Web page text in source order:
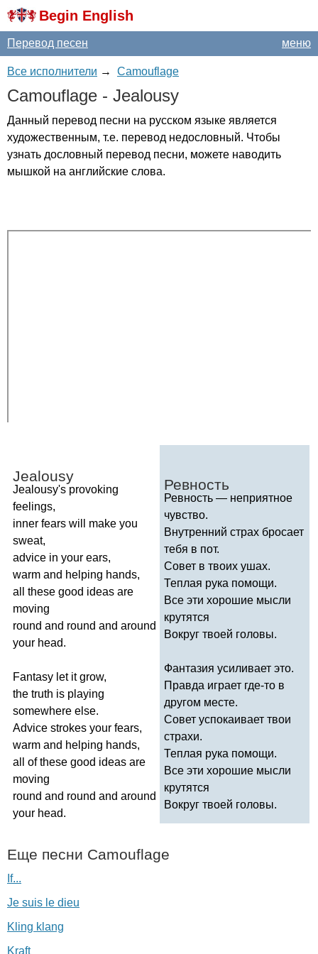
Begin English
меню
Перевод песен
Все исполнители → Camouflage
Camouflage - Jealousy
Данный перевод песни на русском языке является
художественным, т.е. перевод недословный. Чтобы
узнать дословный перевод песни, можете наводить
мышкой на английские слова.
Jealousy
Jealousy's provoking
feelings,
inner fears will make you
sweat,
advice in your ears,
warm and helping hands,
all
these good ideas are
moving
round and round and around
your head.
Fantasy let it grow,
the truth is playing
somewhere else.
Advice strokes your fears,
warm and helping hands,
all
of these good ideas are
moving
round and round and around
your head.
Ревность
Ревность — неприятное
чувство.
Внутренний страх бросает
тебя в пот.
Совет в твоих ушах.
Теплая рука помощи.
Все эти хорошие мысли
крутятся
Вокруг твоей головы.
Фантазия усиливает это.
Правда играет где-то в
другом месте.
Совет успокаивает твои
страхи.
Теплая рука помощи.
Все эти хорошие мысли
крутятся
Вокруг твоей головы.
Еще песни Camouflage
If...
Je suis le dieu
Kling klang
Kraft